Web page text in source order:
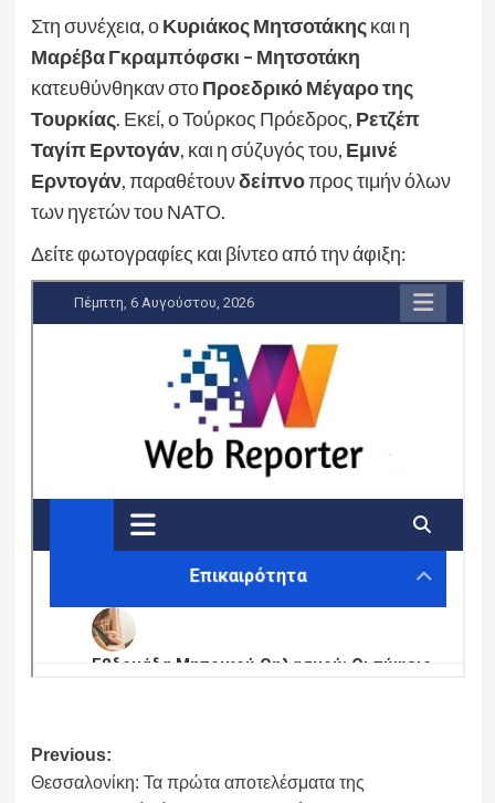
Στη συνέχεια, οΚυριάκος Μητσοτάκηςκαι η
Μαρέβα Γκραμπόφσκι – Μητσοτάκη
κατευθύνθηκαν στοΠροεδρικό Μέγαρο της
Τουρκίας. Εκεί, ο Τούρκος Πρόεδρος, Ρετζέπ
Ταγίπ Ερντογάν, και η σύζυγός του, Εμινέ
Ερντογάν, παραθέτουνδείπνοπρος τιμήν όλων
των ηγετών του ΝΑΤΟ.
Δείτε φωτογραφίες και βίντεο από την άφιξη:
Post
navigation
Previous:
Θεσσαλονίκη: Τα πρώτα αποτελέσματα της